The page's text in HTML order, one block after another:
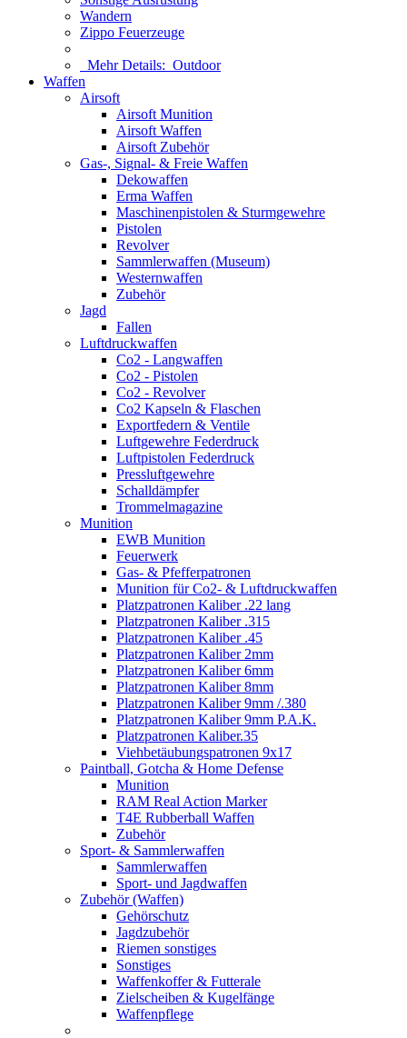
Wandern
Zippo Feuerzeuge
Mehr Details: Outdoor
Waffen
Airsoft
Airsoft Munition
Airsoft Waffen
Airsoft Zubehör
Gas-, Signal- & Freie Waffen
Dekowaffen
Erma Waffen
Maschinenpistolen & Sturmgewehre
Pistolen
Revolver
Sammlerwaffen (Museum)
Westernwaffen
Zubehör
Jagd
Fallen
Luftdruckwaffen
Co2 - Langwaffen
Co2 - Pistolen
Co2 - Revolver
Co2 Kapseln & Flaschen
Exportfedern & Ventile
Luftgewehre Federdruck
Luftpistolen Federdruck
Pressluftgewehre
Schalldämpfer
Trommelmagazine
Munition
EWB Munition
Feuerwerk
Gas- & Pfefferpatronen
Munition für Co2- & Luftdruckwaffen
Platzpatronen Kaliber .22 lang
Platzpatronen Kaliber .315
Platzpatronen Kaliber .45
Platzpatronen Kaliber 2mm
Platzpatronen Kaliber 6mm
Platzpatronen Kaliber 8mm
Platzpatronen Kaliber 9mm /.380
Platzpatronen Kaliber 9mm P.A.K.
Platzpatronen Kaliber.35
Viehbetäubungspatronen 9x17
Paintball, Gotcha & Home Defense
Munition
RAM Real Action Marker
T4E Rubberball Waffen
Zubehör
Sport- & Sammlerwaffen
Sammlerwaffen
Sport- und Jagdwaffen
Zubehör (Waffen)
Gehörschutz
Jagdzubehör
Riemen sonstiges
Sonstiges
Waffenkoffer & Futterale
Zielscheiben & Kugelfänge
Waffenpflege